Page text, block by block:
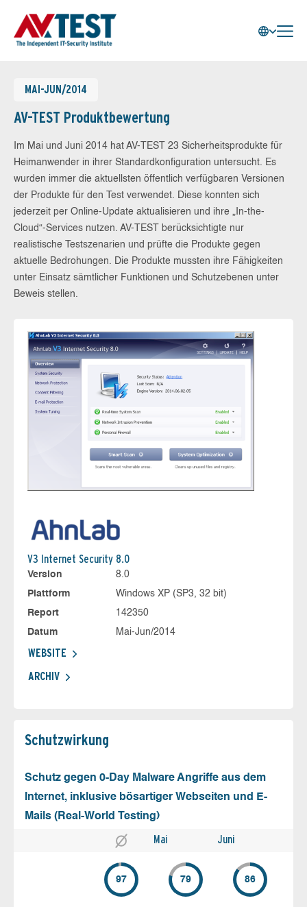
MAI-JUN/2014
AV-TEST Produktbewertung
Im Mai und Juni 2014 hat AV-TEST 23 Sicherheitsprodukte für
Heimanwender in ihrer Standardkonfiguration untersucht. Es
wurden immer die aktuellsten öffentlich verfügbaren Versionen
der Produkte für den Test verwendet. Diese konnten sich
jederzeit per Online-Update aktualisieren und ihre „In-the-
Cloud“-Services nutzen. AV-TEST berücksichtigte nur
realistische Testszenarien und prüfte die Produkte gegen
aktuelle Bedrohungen. Die Produkte mussten ihre Fähigkeiten
unter Einsatz sämtlicher Funktionen und Schutzebenen unter
Beweis stellen.
V3 Internet Security 8.0
Version
8.0
Plattform
Windows XP (SP3, 32 bit)
Report
142350
Datum
Mai-Jun/2014
WEBSITE
ARCHIV
Schutz­wirkung
Schutz gegen 0-Day Malware Angriffe aus dem
Internet, inklusive bösartiger Webseiten und E-
Mails (Real-World Testing)
Mai Juni
97 79 86